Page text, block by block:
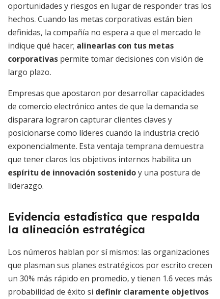
oportunidades y riesgos en lugar de responder tras los
hechos. Cuando las metas corporativas están bien
definidas, la compañía no espera a que el mercado le
indique qué hacer; alinearlas con tus metas
corporativas permite tomar decisiones con visión de
largo plazo.
Empresas que apostaron por desarrollar capacidades
de comercio electrónico antes de que la demanda se
disparara lograron capturar clientes claves y
posicionarse como líderes cuando la industria creció
exponencialmente. Esta ventaja temprana demuestra
que tener claros los objetivos internos habilita un
espíritu de innovación sostenidoy una postura de
liderazgo.
Evidencia estadística que respalda
la alineación estratégica
Los números hablan por sí mismos: las organizaciones
que plasman sus planes estratégicos por escrito crecen
un 30% más rápido en promedio, y tienen 1.6 veces más
probabilidad de éxito si definir claramente objetivos